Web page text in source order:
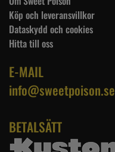
Köp och leveransvillkor
Dataskydd och cookies
Hitta till oss
E-MAIL
info@sweetpoison.se
BETALSÄTT